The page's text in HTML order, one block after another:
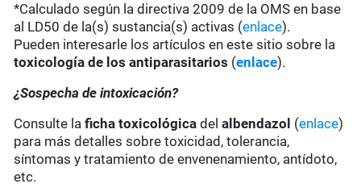
*Calculado según la directiva 2009 de la OMS en base
al LD50 de la(s) sustancia(s) activas (enlace).
Pueden interesarle los artículos en este sitio sobre la
toxicología de los antiparasitarios (enlace).
¿Sospecha de intoxicación?
Consulte laficha toxicológica delalbendazol (enlace)
para más detalles sobre toxicidad, tolerancia,
síntomas y tratamiento de envenenamiento, antídoto,
etc.